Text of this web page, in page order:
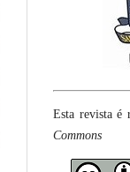
Esta revista é
Commons